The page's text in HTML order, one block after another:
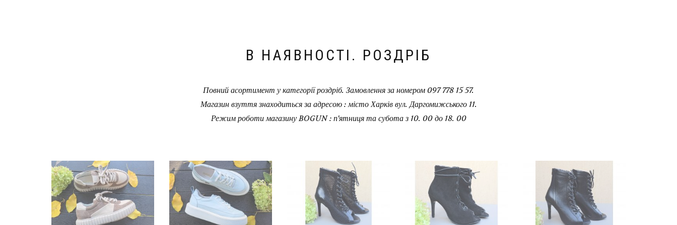
В НАЯВНОСТІ. РОЗДРІБ
Повний асортимент у категорії роздріб. Замовлення за номером 097 778 15 57.
Магазин взуття знаходиться за адресою : місто Харків вул. Даргомижського 11.
Режим роботи магазину BOGUN : п'ятниця та субота з 10. 00 до 18. 00